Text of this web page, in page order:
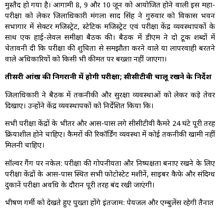
मुस्तैद हो गया है। आगामी 8, 9 और 10 जून को आयोजित होने वाली इस महा-
परीक्षा को लेकर जिलाधिकारी मंगला प्रसाद सिंह ने गुरुवार को विकास भवन
सभागार में सेक्टर मजिस्ट्रेट, स्टेटिक मजिस्ट्रेट एवं परीक्षा केंद्र व्यवस्थापकों के
साथ एक हाई-लेवल समीक्षा बैठक की। बैठक में डीएम ने दो टूक शब्दों में
चेतावनी दी कि परीक्षा की शुचिता से समझौता करने वाले या लापरवाही बरतने
वाले अधिकारियों को किसी भी कीमत पर बख्शा नहीं जाएगा।
तीसरी आंख की निगरानी में होगी परीक्षा; सीसीटीवी चालू रखने के निर्देश
जिलाधिकारी ने बैठक में तकनीकी और सुरक्षा व्यवस्थाओं को लेकर कड़े तेवर
दिखाए। उन्होंने केंद्र व्यवस्थापकों को निर्देशित किया कि।
सभी परीक्षा केंद्रों के भीतर और आस-पास लगे सीसीटीवी कैमरे 24 घंटे पूरी तरह
क्रियाशील होने चाहिए। कैमरों की रिकॉर्डिंग व्यवस्था में कोई तकनीकी खामी नहीं
मिलनी चाहिए।
सॉल्वर गैंग पर नकेल: परीक्षा की गोपनीयता और निष्पक्षता बनाए रखने के लिए
परीक्षा केंद्रों के आस-पास स्थित सभी फोटोस्टेट मशीनें, साइबर कैफे और संदिग्ध
दुकानें परीक्षा अवधि के दौरान पूरी तरह बंद रखी जाएंगी।
भीषण गर्मी को देखते हुए पुख्ता होंगे इंतजाम: पेयजल और एम्बुलेंस रहेगी तैनात